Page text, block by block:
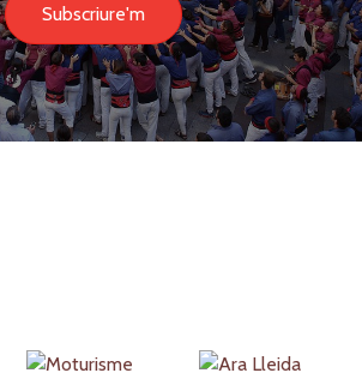
Subscriure'm